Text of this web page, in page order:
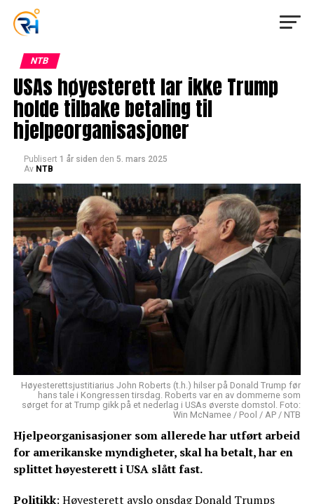
NTB
USAs høyesterett lar ikke Trump
holde tilbake betaling til
hjelpeorganisasjoner
Publisert 1 år siden den 5. mars 2025
Av NTB
Høyesterettsjustitiarius John Roberts (t.h.) hilser på Donald Trump før
hans tale i Kongressen tirsdag. Roberts var en av dommerne som
sørget for at Trump gikk på et nederlag i USAs øverste domstol. Foto:
Win McNamee / Pool / AP / NTB
Hjelpeorganisasjoner som allerede har utført arbeid
for amerikanske myndigheter, skal ha betalt, har en
splittet høyesterett i USA slått fast.
Politikk: Høyesterett avslo onsdag Donald Trumps